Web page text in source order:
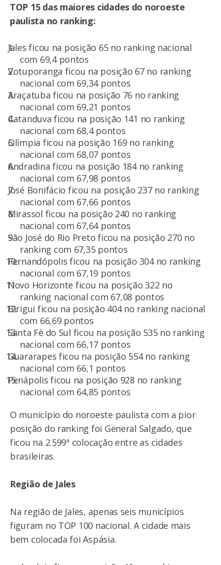
TOP 15 das maiores cidades do noroeste
paulista no ranking:
Jales ficou na posição 65 no ranking nacional
com 69,4 pontos
Votuporanga ficou na posição 67 no ranking
nacional com 69,34 pontos
Araçatuba ficou na posição 76 no ranking
nacional com 69,21 pontos
Catanduva ficou na posição 141 no ranking
nacional com 68,4 pontos
Olímpia ficou na posição 169 no ranking
nacional com 68,07 pontos
Andradina ficou na posição 184 no ranking
nacional com 67,98 pontos
José Bonifácio ficou na posição 237 no ranking
nacional com 67,66 pontos
Mirassol ficou na posição 240 no ranking
nacional com 67,64 pontos
São José do Rio Preto ficou na posição 270 no
ranking com 67,35 pontos
Fernandópolis ficou na posição 304 no ranking
nacional com 67,19 pontos
Novo Horizonte ficou na posição 322 no
ranking nacional com 67,08 pontos
Birigui ficou na posição 404 no ranking nacional
com 66,69 pontos
Santa Fé do Sul ficou na posição 535 no ranking
nacional com 66,17 pontos
Guararapes ficou na posição 554 no ranking
nacional com 66,1 pontos
Penápolis ficou na posição 928 no ranking
nacional com 64,85 pontos
O município do noroeste paulista com a pior
posição do ranking foi General Salgado, que
ficou na 2.599ª colocação entre as cidades
brasileiras.
Região de Jales
Na região de Jales, apenas seis municípios
figuram no TOP 100 nacional. A cidade mais
bem colocada foi Aspásia.